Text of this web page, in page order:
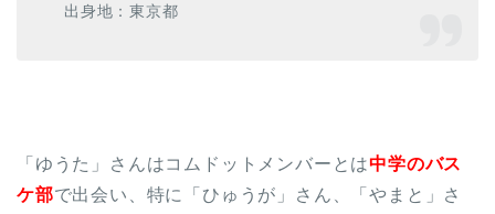
出身地：東京都
「ゆうた」さんはコムドットメンバーとは中学のバス
ケ部で出会い、特に「ひゅうが」さん、「やまと」さ